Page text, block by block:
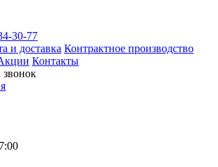
30-77
и доставка Контрактное производство
Контакты
звонок